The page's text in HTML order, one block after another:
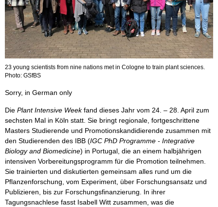
23 young scientists from nine nations met in Cologne to train plant sciences.
Photo: GSfBS
Sorry, in German only
Die Plant Intensive Weekfand dieses Jahr vom 24. – 28. April zum
sechsten Mal in Köln statt. Sie bringt regionale, fortgeschrittene
Masters Studierende und Promotionskandidierende zusammen mit
den Studierenden des IBB (IGC PhD Programme - Integrative
Biology and Biomedicine) in Portugal, die an einem halbjährigen
intensiven Vorbereitungsprogramm für die Promotion teilnehmen.
Sie trainierten und diskutierten gemeinsam alles rund um die
Pflanzenforschung, vom Experiment, über Forschungsansatz und
Publizieren, bis zur Forschungsfinanzierung. In ihrer
Tagungsnachlese fasst Isabell Witt zusammen, was die